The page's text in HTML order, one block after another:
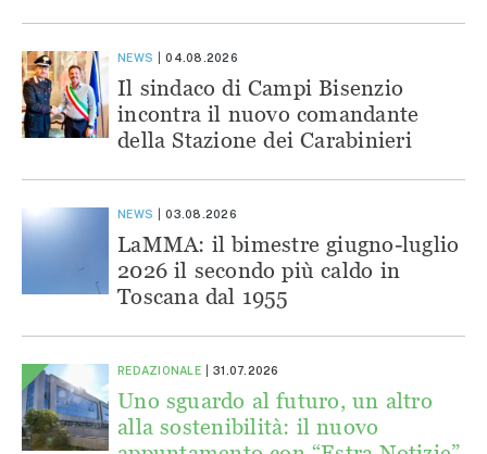
NEWS 04.08.2026
Il sindaco di Campi Bisenzio
incontra il nuovo comandante
della Stazione dei Carabinieri
NEWS 03.08.2026
LaMMA: il bimestre giugno-luglio
2026 il secondo più caldo in
Toscana dal 1955
REDAZIONALE 31.07.2026
Uno sguardo al futuro, un altro
alla sostenibilità: il nuovo